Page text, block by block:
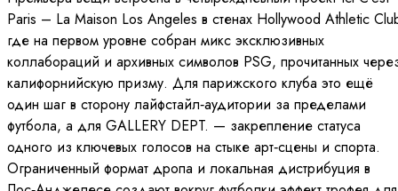
Paris – La Maison Los Angeles в стенах Hollywood Athletic
где на первом уровне собран микс эксклюзивных
коллабораций и архивных символов PSG, прочитанных
калифорнийскую призму. Для парижского клуба это ещё
один шаг в сторону лайфстайл‑аудитории за пределами
футбола, а для GALLERY DEPT. — закрепление статуса
одного из ключевых голосов на стыке арт‑сцены и спорта.
Ограниченный формат дропа и локальная дистрибуция в